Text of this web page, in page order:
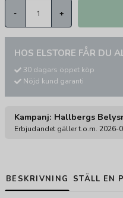
- +
HOS ELSTORE FÅR DU
30 dagars öppet köp
Nöjd kund garanti
Kampanj: Hallbergs
Erbjudandet gäller t.o.m. 2026-
BESKRIVNING STÄLL EN